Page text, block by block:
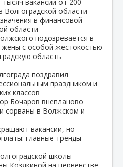
Волгоградской области
в финансовой
области
подозревается в
жены с особой жестокостью
область
поздравил
праздником и
классов
Бочаров внепланово
сорваны в Волжском и
вакансии, но
главные тренды
школы